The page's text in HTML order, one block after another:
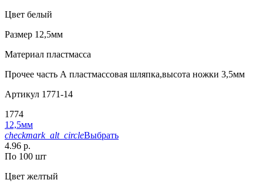
Цвет белый
Размер 12,5мм
Материал пластмасса
Прочее часть А пластмассовая шляпка,высота ножки 3,5мм
Артикул 1771-14
1774
12,5мм
checkmark_alt_circleВыбрать
4.96 р.
По 100 шт
Цвет желтый